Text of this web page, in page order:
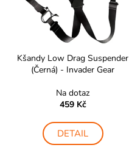
Kšandy Low Drag Suspender
(Černá) - Invader Gear
Na dotaz
459 Kč
DETAIL